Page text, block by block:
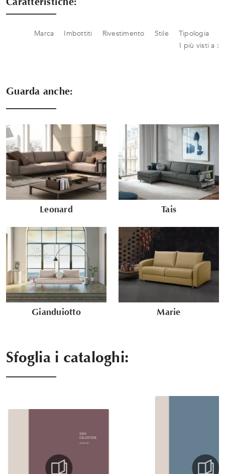
Marca Imbottiti Rivestimento Stile
Tipologia
I più visti a :
Guarda anche:
Leonard Tais
Gianduiotto Marie
Sfoglia i cataloghi: